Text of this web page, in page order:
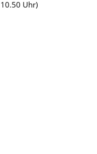
Uhr)